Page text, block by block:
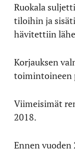
Ruokala
tiloihin ja
hävitettiin
Korjauksen
toimintoineen
Viimeisimät
2018.
Ennen